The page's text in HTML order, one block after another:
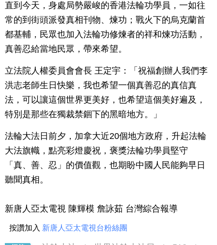
直到今天，身處局勢嚴峻的香港法輪功學員，一如往
常的到街頭派發真相刊物、煉功；戰火下的烏克蘭首
都基輔，民眾也加入法輪功修煉者的祥和煉功活動，
真善忍給當地民眾，帶來希望。
立法院人權委員會會長 王定宇：「祝福創辦人我們李
洪志老師生日快樂，我也希望一個真善忍的真信真
法，可以讓這個世界更美好，也希望這個美好遍及，
特別是那些在獨裁禁錮下的黑暗地方。」
法輪大法日前夕，加拿大近20個地方政府，升起法輪
大法旗幟，點亮彩燈慶祝，褒獎法輪功學員堅守
「真、善、忍」的價值觀，也期盼中國人民能夠早日
聽聞真相。
新唐人亞太電視 陳輝模 詹詠茹 台灣綜合報導
按讚加入 新唐人亞太電視台粉絲團